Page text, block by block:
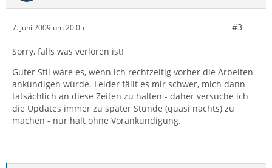
7. Juni 2009 um 20:05 #3
Sorry, falls was verloren ist!
Guter Stil wäre es, wenn ich rechtzeitig vorher die Arbeiten
ankündigen würde. Leider fällt es mir schwer, mich dann
tatsächlich an diese Zeiten zu halten - daher versuche ich
die Updates immer zu später Stunde (quasi nachts) zu
machen - nur halt ohne Vorankündigung.